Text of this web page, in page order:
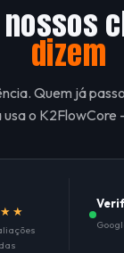
nossos
dizem
Quem já
o K2FlowCore